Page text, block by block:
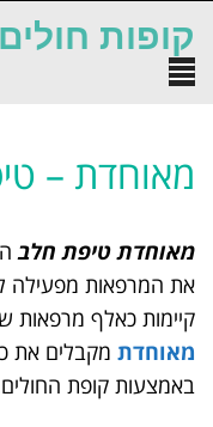
קופות
תפריט
מאוחדת –
מאוחדת טיפת חלב
את המרפאות מפעילה
קיימות כאלף מרפאות
מאוחדת מקבלים את
באמצעות קופת